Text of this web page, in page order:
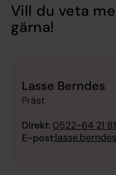
Vill du veta
gärna!
Lasse Berndes
Präst
Direkt: 0522-64 21 81
E-post: